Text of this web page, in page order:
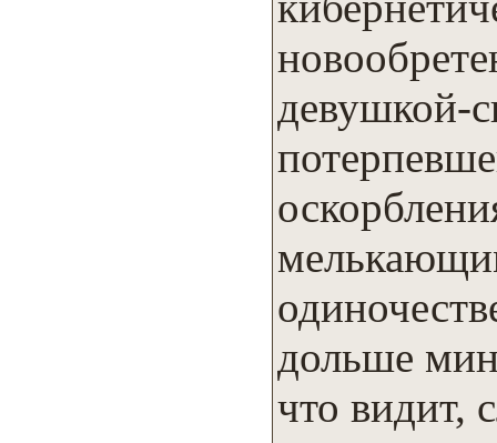
девушкой-
дольше
что видит,